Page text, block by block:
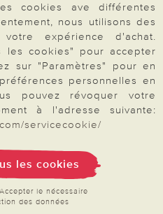
& liberté|Vie privée & cookies
cookies ave différentes
nous utilisons des
expérience d'achat.
les cookies" pour accepter
sur "Paramètres" pour en
personnelles en
pouvez révoquer votre
à l'adresse suivante:
servicecookie/
les cookies
Accepter le nécessaire
des données